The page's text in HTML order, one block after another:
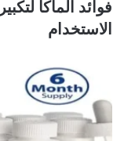
فوائد الماكا
الاستخدام